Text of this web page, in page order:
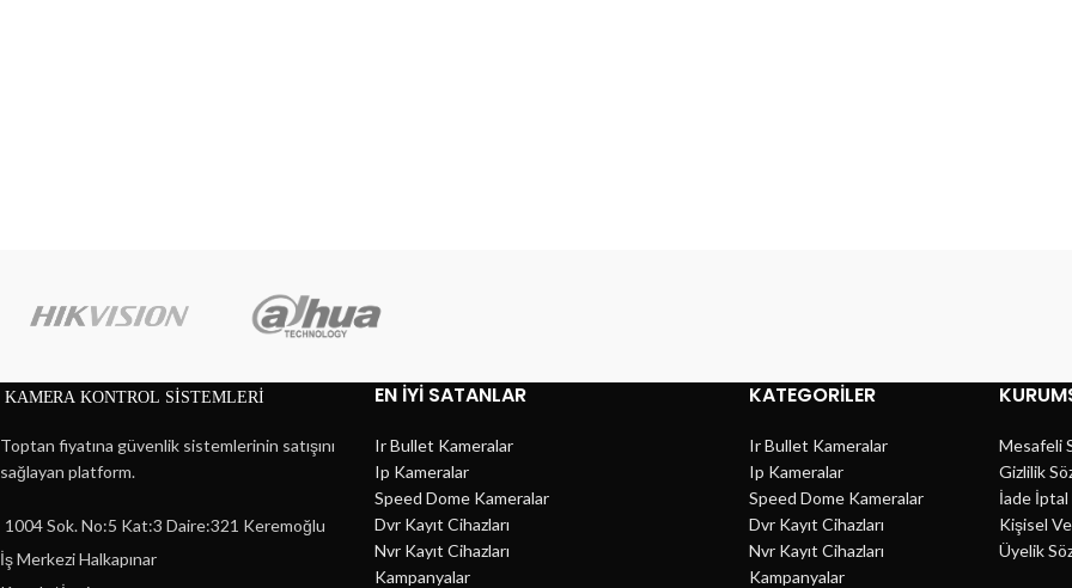
Toptan fiyatına güvenlik sistemlerinin satışını
sağlayan platform.
1004 Sok. No:5 Kat:3 Daire:321 Keremoğlu
İş Merkezi Halkapınar
EN İYİ SATANLAR
Ir Bullet Kameralar
Ip Kameralar
Speed Dome Kameralar
Dvr Kayıt Cihazları
Nvr Kayıt Cihazları
Kampanyalar
KATEGORILER
Ir Bullet Kameralar
Ip Kameralar
Speed Dome Kameralar
Dvr Kayıt Cihazları
Nvr Kayıt Cihazları
Kampanyalar
Mesafeli
Gizlilik
İade İptal
Kişisel
Üyelik